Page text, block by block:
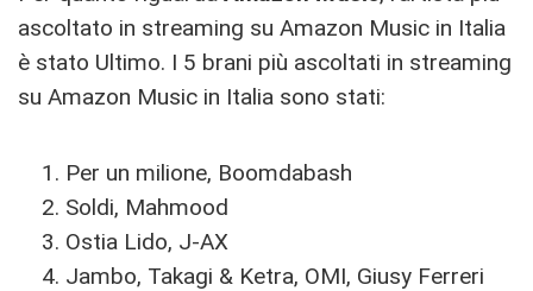
ascoltato in streaming su Amazon Music in Italia
è stato Ultimo. I 5 brani più ascoltati in streaming
su Amazon Music in Italia sono stati:
Per un milione, Boomdabash
Soldi, Mahmood
Ostia Lido, J-AX
Jambo, Takagi & Ketra, OMI, Giusy Ferreri